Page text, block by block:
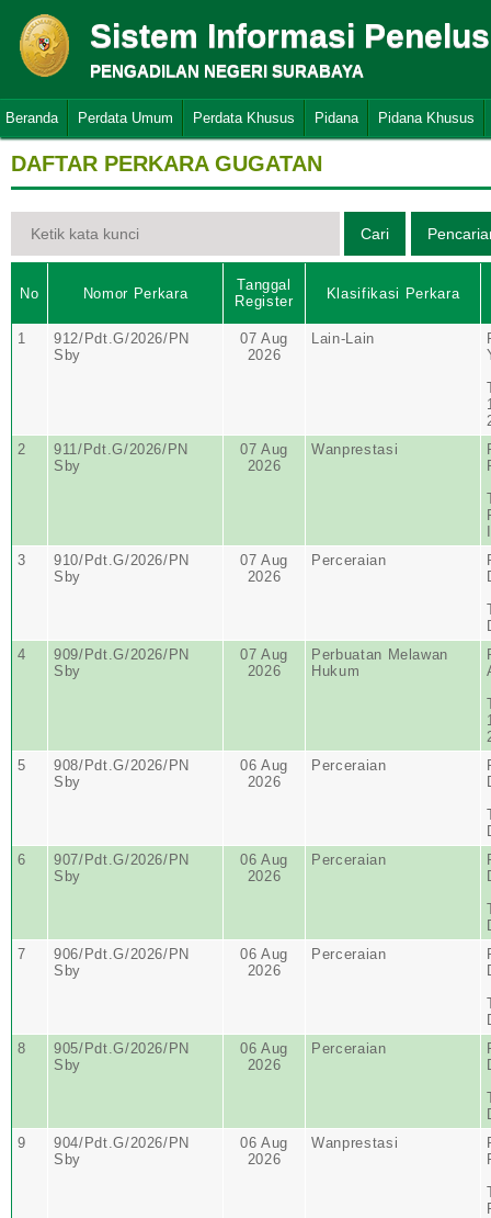
Sistem Informasi
PENGADILAN NEGERI SURABAYA
Beranda Perdata Umum Perdata Khusus Pidana Pidana Khusus
DAFTAR PERKARA GUGATAN
No Nomor Perkara
Tanggal
Register
Klasifikasi Perkara
1
912/Pdt.G/2026/PN
Sby
07 Aug
2026
Lain-Lain
2
911/Pdt.G/2026/PN
Sby
07 Aug
2026
Wanprestasi
3
910/Pdt.G/2026/PN
Sby
07 Aug
2026
Perceraian
4
909/Pdt.G/2026/PN
Sby
07 Aug
2026
Perbuatan Melawan
Hukum
5
908/Pdt.G/2026/PN
Sby
06 Aug
2026
Perceraian
6
907/Pdt.G/2026/PN
Sby
06 Aug
2026
Perceraian
7
906/Pdt.G/2026/PN
Sby
06 Aug
2026
Perceraian
8
905/Pdt.G/2026/PN
Sby
06 Aug
2026
Perceraian
9
904/Pdt.G/2026/PN
Sby
06 Aug
2026
Wanprestasi